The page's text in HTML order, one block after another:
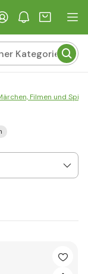
Filmen und